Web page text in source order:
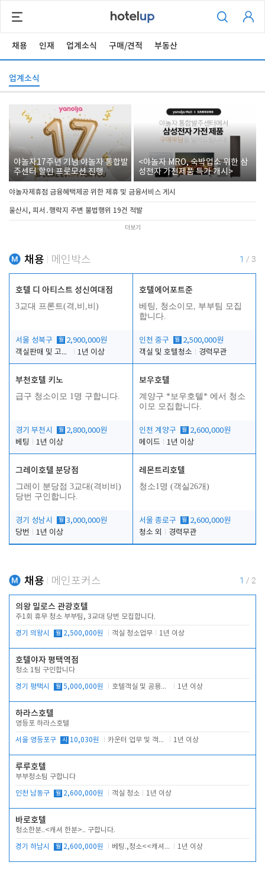
채용 인재 업계소식 구매/견적 부동산
업계소식
야놀자17주년 기념 야놀자 통합발
주센터 할인 프로모션 진행
<야놀자 MRO, 숙박업소 위한 삼
성전자 가전제품 특가 개시>
야놀자제휴점 금융혜택제공 위한 제휴 및 금융서비스 게시
울산시, 피서․행락지 주변 불법행위 19건 적발
더보기
채용 메인박스 1 / 3
호텔 디 아티스트 성신여대점
3교대 프론트(격,비,비)
서울 성북구 월 2,900,000원
객실판매 및 고객응대
1년 이상
호텔에어포트준
베팅, 청소이모, 부부팀 모집
합니다.
인천 중구 월 2,500,000원
객실 및 호텔청소
경력무관
부천호텔 키노
급구 청소이모 1명 구합니다.
경기 부천시 월 2,800,000원
베팅
1년 이상
보우호텔
계양구 *보우호텔* 에서 청소
이모 모집합니다.
인천 계양구 월 2,600,000원
메이드
1년 이상
그레이호텔 분당점
그레이 분당점 3교대(격비비)
당번 구인합니다.
경기 성남시 월 3,000,000원
당번
1년 이상
레몬트리호텔
청소1명 (객실26개)
서울 종로구 월 2,600,000원
청소 외
경력무관
채용 메인포커스 1 / 2
의왕 밀로스 관광호텔
주1회 휴무 청소 부부팀, 3교대 당번 모집합니다.
경기 의왕시 월 2,500,000원 객실 청소업무 1년 이상
호텔야자 평택역점
청소 1팀 구인합니다
경기 평택시 월 5,000,000원 호텔객실 및 공용시설 청소 관리 1년 이상
하라스호텔
영등포 하라스호텔
서울 영등포구 시 10,030원 카운터 업무 및 객실관리(청소상태 확인, 객실판매) 1년 이상
루루호텔
부부청소팀 구합니다
인천 남동구 월 2,600,000원 객실 청소 1년 이상
바로호텔
청소한분..<캐셔 한분>.. 구합니다.
경기 하남시 월 2,600,000원 베팅.,청소<<캐셔 모셔봅니다. 1년 이상